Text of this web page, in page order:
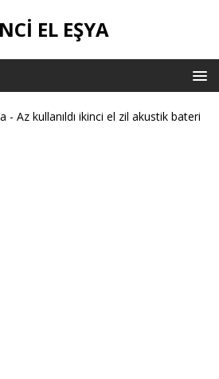
EL EŞYA
- Az kullanıldı ikinci el zil akustik bateri